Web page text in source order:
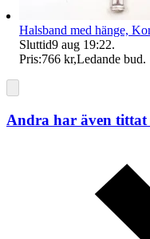
Halsband med hänge,
Sluttid9 aug 19:22.
Pris:766 kr,Ledande bud.
Andra har även tittat